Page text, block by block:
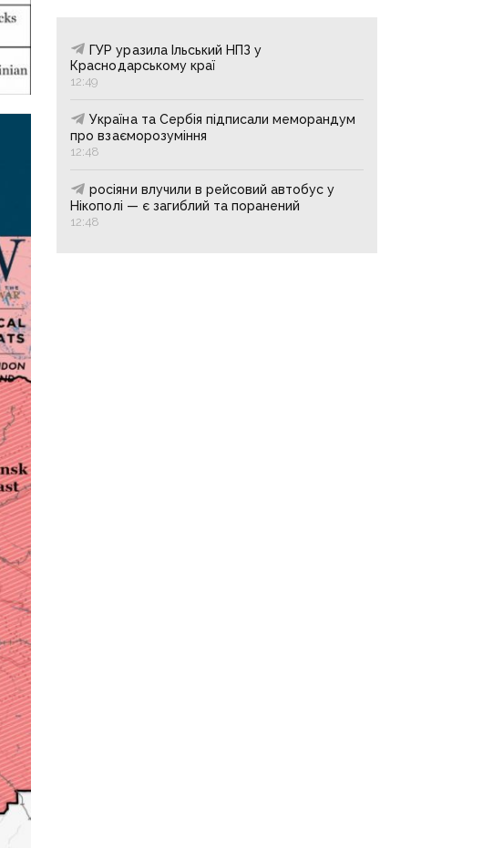
ГУР уразила Ільський НПЗ у
Краснодарському краї
12:49
Україна та Сербія підписали меморандум
про взаєморозуміння
12:48
росіяни влучили в рейсовий автобус у
Нікополі — є загиблий та поранений
12:48